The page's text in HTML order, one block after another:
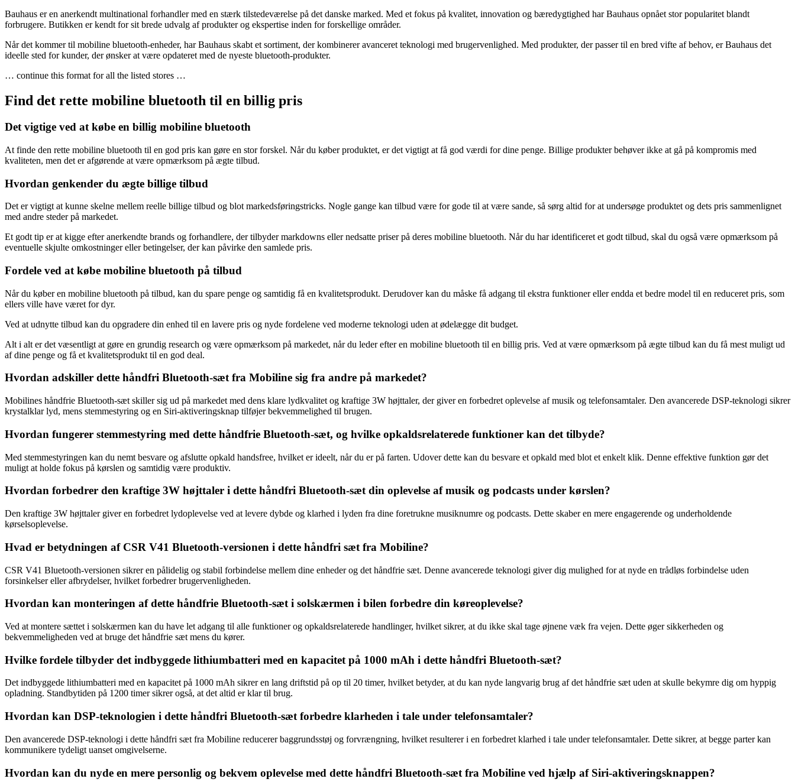
Bauhaus er en anerkendt multinational forhandler med en stærk tilstedeværelse på det danske marked. Med et fokus på kvalitet, innovation og bæredygtighed har Bauhaus opnået stor popularitet blandt
forbrugere. Butikken er kendt for sit brede udvalg af produkter og ekspertise inden for forskellige områder.
Når det kommer til mobiline bluetooth-enheder, har Bauhaus skabt et sortiment, der kombinerer avanceret teknologi med brugervenlighed. Med produkter, der passer til en bred vifte af behov, er Bauhaus det
ideelle sted for kunder, der ønsker at være opdateret med de nyeste bluetooth-produkter.
… continue this format for all the listed stores …
Find det rette mobiline bluetooth til en billig pris
Det vigtige ved at købe en billig mobiline bluetooth
At finde den rette mobiline bluetooth til en god pris kan gøre en stor forskel. Når du køber produktet, er det vigtigt at få god værdi for dine penge. Billige produkter behøver ikke at gå på kompromis med
kvaliteten, men det er afgørende at være opmærksom på ægte tilbud.
Hvordan genkender du ægte billige tilbud
Det er vigtigt at kunne skelne mellem reelle billige tilbud og blot markedsføringstricks. Nogle gange kan tilbud være for gode til at være sande, så sørg altid for at undersøge produktet og dets pris sammenlignet
med andre steder på markedet.
Et godt tip er at kigge efter anerkendte brands og forhandlere, der tilbyder markdowns eller nedsatte priser på deres mobiline bluetooth. Når du har identificeret et godt tilbud, skal du også være opmærksom på
eventuelle skjulte omkostninger eller betingelser, der kan påvirke den samlede pris.
Fordele ved at købe mobiline bluetooth på tilbud
Når du køber en mobiline bluetooth på tilbud, kan du spare penge og samtidig få en kvalitetsprodukt. Derudover kan du måske få adgang til ekstra funktioner eller endda et bedre model til en reduceret pris, som
ellers ville have været for dyr.
Ved at udnytte tilbud kan du opgradere din enhed til en lavere pris og nyde fordelene ved moderne teknologi uden at ødelægge dit budget.
Alt i alt er det væsentligt at gøre en grundig research og være opmærksom på markedet, når du leder efter en mobiline bluetooth til en billig pris. Ved at være opmærksom på ægte tilbud kan du få mest muligt ud
af dine penge og få et kvalitetsprodukt til en god deal.
Hvordan adskiller dette håndfri Bluetooth-sæt fra Mobiline sig fra andre på markedet?
Mobilines håndfrie Bluetooth-sæt skiller sig ud på markedet med dens klare lydkvalitet og kraftige 3W højttaler, der giver en forbedret oplevelse af musik og telefonsamtaler. Den avancerede DSP-teknologi sikrer
krystalklar lyd, mens stemmestyring og en Siri-aktiveringsknap tilføjer bekvemmelighed til brugen.
Hvordan fungerer stemmestyring med dette håndfrie Bluetooth-sæt, og hvilke opkaldsrelaterede funktioner kan det tilbyde?
Med stemmestyringen kan du nemt besvare og afslutte opkald handsfree, hvilket er ideelt, når du er på farten. Udover dette kan du besvare et opkald med blot et enkelt klik. Denne effektive funktion gør det
muligt at holde fokus på kørslen og samtidig være produktiv.
Hvordan forbedrer den kraftige 3W højttaler i dette håndfri Bluetooth-sæt din oplevelse af musik og podcasts under kørslen?
Den kraftige 3W højttaler giver en forbedret lydoplevelse ved at levere dybde og klarhed i lyden fra dine foretrukne musiknumre og podcasts. Dette skaber en mere engagerende og underholdende
kørselsoplevelse.
Hvad er betydningen af CSR V41 Bluetooth-versionen i dette håndfri sæt fra Mobiline?
CSR V41 Bluetooth-versionen sikrer en pålidelig og stabil forbindelse mellem dine enheder og det håndfrie sæt. Denne avancerede teknologi giver dig mulighed for at nyde en trådløs forbindelse uden
forsinkelser eller afbrydelser, hvilket forbedrer brugervenligheden.
Hvordan kan monteringen af dette håndfrie Bluetooth-sæt i solskærmen i bilen forbedre din køreoplevelse?
Ved at montere sættet i solskærmen kan du have let adgang til alle funktioner og opkaldsrelaterede handlinger, hvilket sikrer, at du ikke skal tage øjnene væk fra vejen. Dette øger sikkerheden og
bekvemmeligheden ved at bruge det håndfrie sæt mens du kører.
Hvilke fordele tilbyder det indbyggede lithiumbatteri med en kapacitet på 1000 mAh i dette håndfri Bluetooth-sæt?
Det indbyggede lithiumbatteri med en kapacitet på 1000 mAh sikrer en lang driftstid på op til 20 timer, hvilket betyder, at du kan nyde langvarig brug af det håndfrie sæt uden at skulle bekymre dig om hyppig
opladning. Standbytiden på 1200 timer sikrer også, at det altid er klar til brug.
Hvordan kan DSP-teknologien i dette håndfri Bluetooth-sæt forbedre klarheden i tale under telefonsamtaler?
Den avancerede DSP-teknologi i dette håndfri sæt fra Mobiline reducerer baggrundsstøj og forvrængning, hvilket resulterer i en forbedret klarhed i tale under telefonsamtaler. Dette sikrer, at begge parter kan
kommunikere tydeligt uanset omgivelserne.
Hvordan kan du nyde en mere personlig og bekvem oplevelse med dette håndfri Bluetooth-sæt fra Mobiline ved hjælp af Siri-aktiveringsknappen?